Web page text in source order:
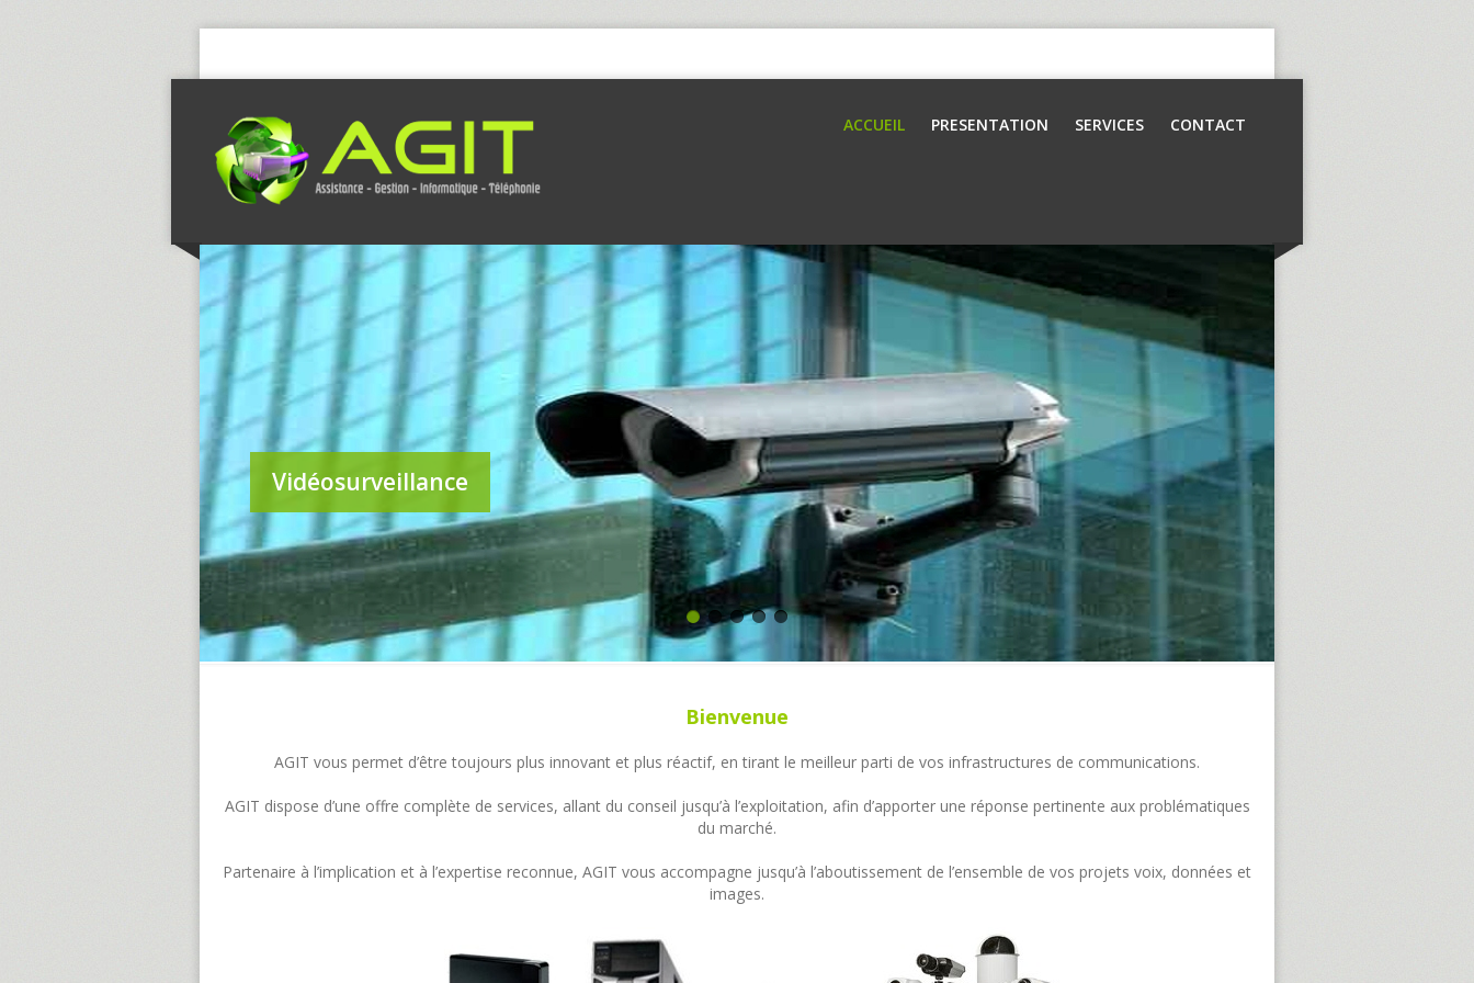
ACCUEIL PRESENTATION SERVICES CONTACT
Vidéosurveillance
Bienvenue
AGIT vous permet d’être toujours plus innovant et plus réactif, en tirant le meilleur parti de vos infrastructures de communications.
AGIT dispose d’une offre complète de services, allant du conseil jusqu’à l’exploitation, afin d’apporter une réponse pertinente aux problématiques
du marché.
Partenaire à l’implication et à l’expertise reconnue, AGIT vous accompagne jusqu’à l’aboutissement de l’ensemble de vos projets voix, données et
images.